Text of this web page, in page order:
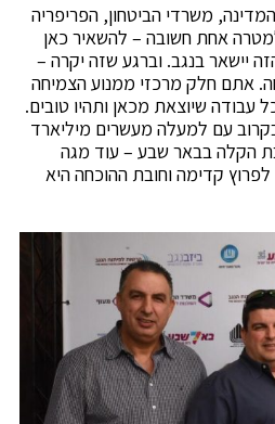
משרדי הביטחון, הפריפריה
אחת חשובה – להשאיר כאן
יישאר בנגב. וברגע שזה יקרה –
אתם חלק מרכזי ממנוע הצמיחה
שיוצאת מכאן ותהיו טובים.
עם למעלה מעשרים מיליארד
הקלה בבאר שבע – עוד מגה
קדימה וחובת ההוכחה היא